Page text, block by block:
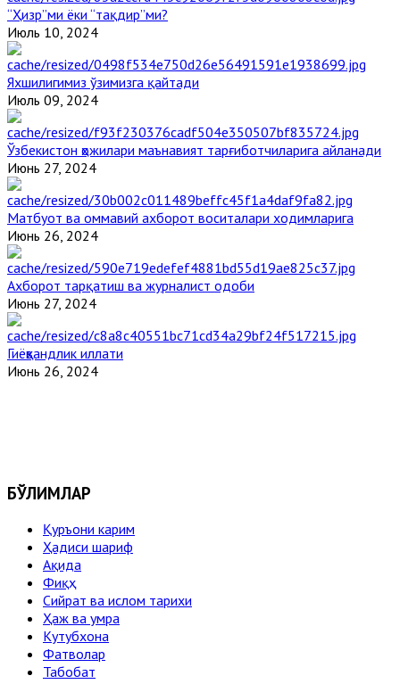
“Ҳизр”ми ёки “тақдир”ми?
Июль 10, 2024
Яхшилигимиз ўзимизга қайтади
Июль 09, 2024
Ўзбекистон ҳожилари маънавият тарғиботчиларига айланади
Июнь 27, 2024
Матбуот ва оммавий ахборот воситалари ходимларига
Июнь 26, 2024
Ахборот тарқатиш ва журналист одоби
Июнь 27, 2024
Гиёҳвандлик иллати
Июнь 26, 2024
БЎЛИМЛАР
Қуръони карим
Ҳадиси шариф
Ақида
Фиқҳ
Сийрат ва ислом тарихи
Ҳаж ва умра
Кутубхона
Фатволар
Табобат